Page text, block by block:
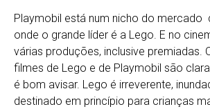
Playmobil está num nicho do mercado
onde o grande líder é a Lego. E no
várias produções, inclusive premiadas.
filmes de Lego e de Playmobil são
é bom avisar. Lego é irreverente,
destinado em princípio para crianças